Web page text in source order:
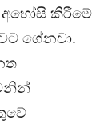
අහෝසි කිරීමේ
ගේනවා.